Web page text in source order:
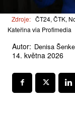
Zdroje: ČT24, ČTK,
Kateřina via Profimedia
Autor: Denisa
14. května 2026